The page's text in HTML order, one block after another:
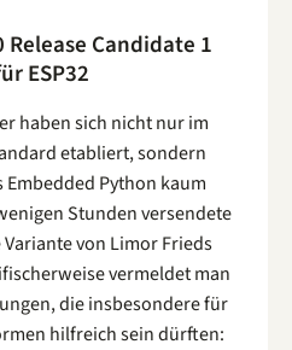
Candidate 1
ESP32
haben sich nicht nur im
etabliert, sondern
Python kaum
Stunden versendete
von Limor Frieds
vermeldet man
die insbesondere für
hilfreich sein dürften: